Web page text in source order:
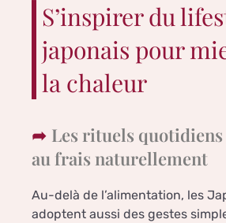
S’inspirer du
japonais pour
la chaleur
Les rituels
au frais naturellement
Au-delà de l’alimentation, les
adoptent aussi des gestes